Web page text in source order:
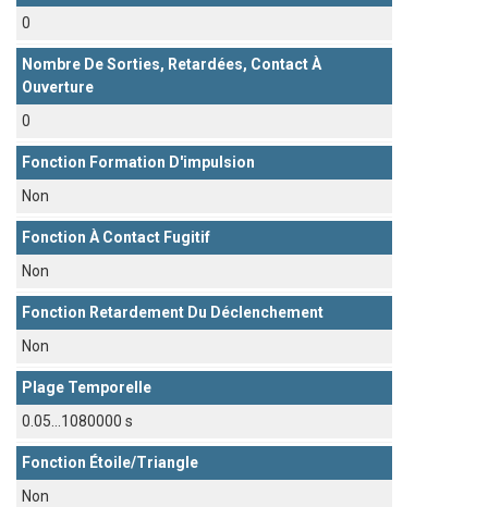
0
Nombre De Sorties, Retardées, Contact À
Ouverture
0
Fonction Formation D'impulsion
Non
Fonction À Contact Fugitif
Non
Fonction Retardement Du Déclenchement
Non
Plage Temporelle
0.05...1080000 s
Fonction Étoile/triangle
Non